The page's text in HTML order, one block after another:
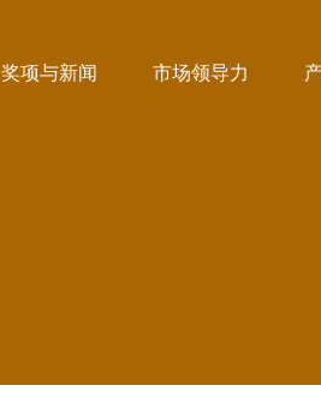
奖项与新闻 市场领导力